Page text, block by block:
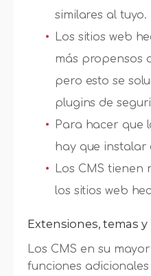
similares al tuyo.
Los sitios web
más propensos
pero esto se
plugins de
Para hacer que
hay que instalar
Los CMS tienen
los sitios web
Extensiones, temas
Los CMS en su
funciones